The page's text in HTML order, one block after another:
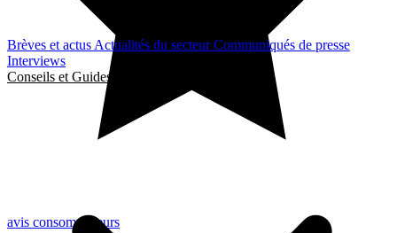
Brèves et actus Actualités du secteurCommuniqués de presse
Interviews
Conseils et Guides
avis consommateurs